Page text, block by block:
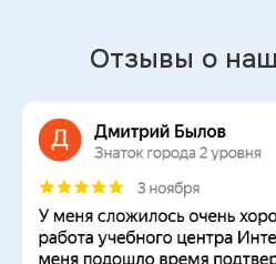
Отзывы о